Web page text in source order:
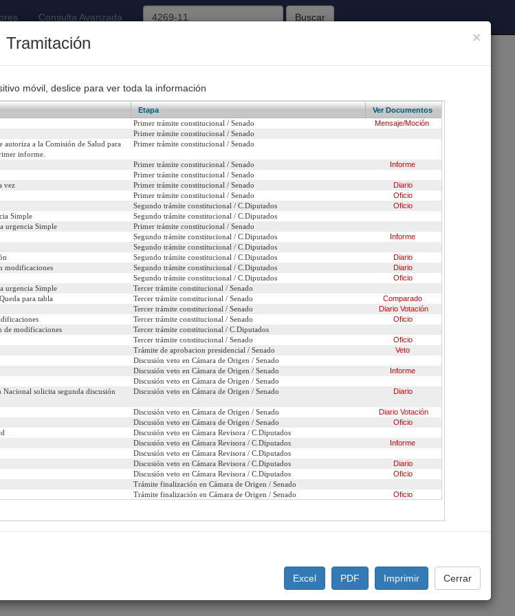
Consulta Avanzada Buscar
de Ley Despachados 93 Sesiones Celebradas 62
atención de salud al otorgamiento de cheques o dinero en efectivo.
Urgencia Actual: Sin urgencia
Iniciativa: Moción
Refundido:
index.php?boletin_ini=4269-11
Urgencias Autores Materias Presentaciones ante Comisión
×
Tramitación
móvil, deslice para ver toda la información
Etapa
Ver Documentos
Primer trámite constitucional / Senado
Mensaje/Moción
Primer trámite constitucional / Senado
autoriza a la Comisión de Salud para
informe.
Primer trámite constitucional / Senado
Primer trámite constitucional / Senado
Informe
Primer trámite constitucional / Senado
vez Primer trámite constitucional / Senado
Diario
Primer trámite constitucional / Senado
Oficio
Segundo trámite constitucional / C.Diputados
Oficio
Simple
Segundo trámite constitucional / C.Diputados
urgencia Simple
Primer trámite constitucional / Senado
Segundo trámite constitucional / C.Diputados
Informe
Segundo trámite constitucional / C.Diputados
Segundo trámite constitucional / C.Diputados
Diario
modificaciones Segundo trámite constitucional / C.Diputados
Diario
Segundo trámite constitucional / C.Diputados
Oficio
urgencia Simple
Tercer trámite constitucional / Senado
para tabla Tercer trámite constitucional / Senado
Comparado
Tercer trámite constitucional / Senado Diario Votación
Tercer trámite constitucional / Senado
Oficio
de modificaciones
Tercer trámite constitucional / C.Diputados
Tercer trámite constitucional / Senado
Oficio
Trámite de aprobacion presidencial / Senado
Veto
Discusión veto en Cámara de Origen / Senado
Discusión veto en Cámara de Origen / Senado
Informe
Discusión veto en Cámara de Origen / Senado
solicita segunda discusión
Discusión veto en Cámara de Origen / Senado Diario
Discusión veto en Cámara de Origen / Senado Diario Votación
Discusión veto en Cámara de Origen / Senado
Oficio
Discusión veto en Cámara Revisora / C.Diputados
Discusión veto en Cámara Revisora / C.Diputados
Informe
Discusión veto en Cámara Revisora / C.Diputados
Discusión veto en Cámara Revisora / C.Diputados
Diario
Discusión veto en Cámara Revisora / C.Diputados
Oficio
Trámite finalización en Cámara de Origen / Senado
Trámite finalización en Cámara de Origen / Senado Oficio
Excel PDF Imprimir Cerrar